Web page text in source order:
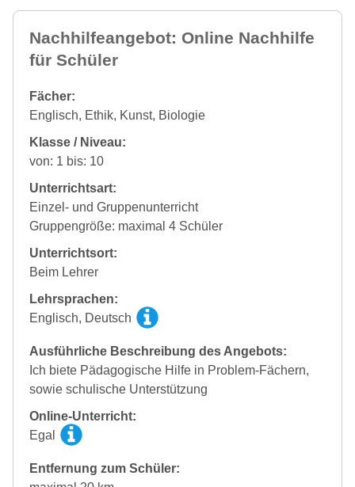
Nachhilfeangebot: Online Nachhilfe
für Schüler
Fächer:
Englisch, Ethik, Kunst, Biologie
Klasse / Niveau:
von: 1 bis: 10
Unterrichtsart:
Einzel- und Gruppenunterricht
Gruppengröße: maximal 4 Schüler
Unterrichtsort:
Beim Lehrer
Lehrsprachen:
Englisch, Deutsch
Ausführliche Beschreibung des Angebots:
Ich biete Pädagogische Hilfe in Problem-Fächern,
sowie schulische Unterstützung
Online-Unterricht:
Egal
Entfernung zum Schüler: